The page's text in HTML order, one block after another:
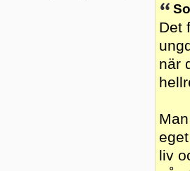
Det
när
liv